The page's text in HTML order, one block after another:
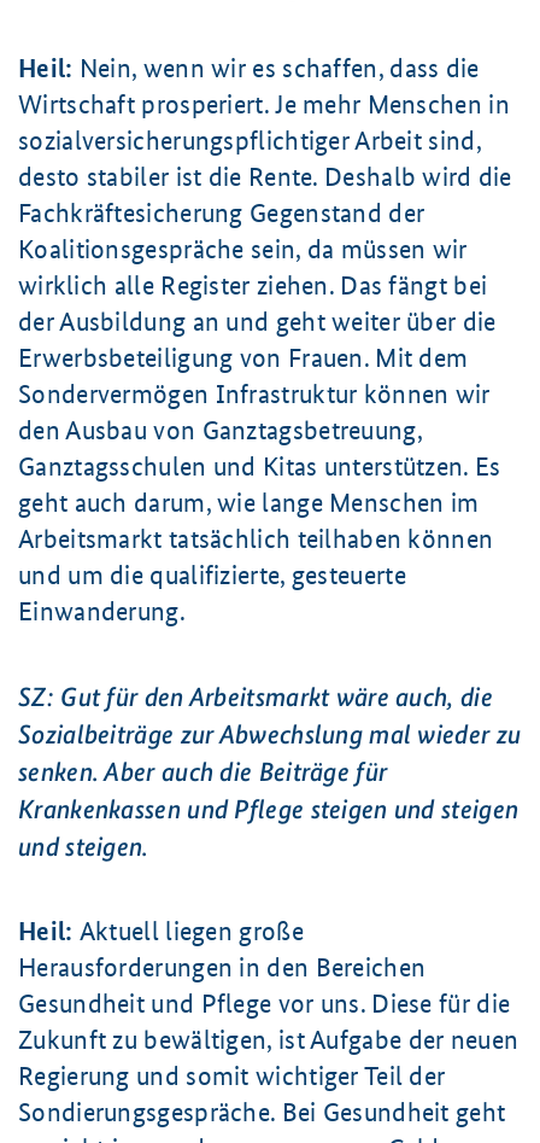
Heil: Nein, wenn wir es schaffen, dass die
Wirtschaft prosperiert. Je mehr Menschen in
sozialversicherungspflichtiger Arbeit sind,
desto stabiler ist die Rente. Deshalb wird die
Fachkräftesicherung Gegenstand der
Koalitionsgespräche sein, da müssen wir
wirklich alle Register ziehen. Das fängt bei
der Ausbildung an und geht weiter über die
Erwerbsbeteiligung von Frauen. Mit dem
Sondervermögen Infrastruktur können wir
den Ausbau von Ganztagsbetreuung,
Ganztagsschulen und Kitas unterstützen. Es
geht auch darum, wie lange Menschen im
Arbeitsmarkt tatsächlich teilhaben können
und um die qualifizierte, gesteuerte
Einwanderung.
SZ: Gut für den Arbeitsmarkt wäre auch, die
Sozialbeiträge zur Abwechslung mal wieder zu
senken. Aber auch die Beiträge für
Krankenkassen und Pflege steigen und steigen
und steigen.
Heil: Aktuell liegen große
Herausforderungen in den Bereichen
Gesundheit und Pflege vor uns. Diese für die
Zukunft zu bewältigen, ist Aufgabe der neuen
Regierung und somit wichtiger Teil der
Sondierungsgespräche. Bei Gesundheit geht